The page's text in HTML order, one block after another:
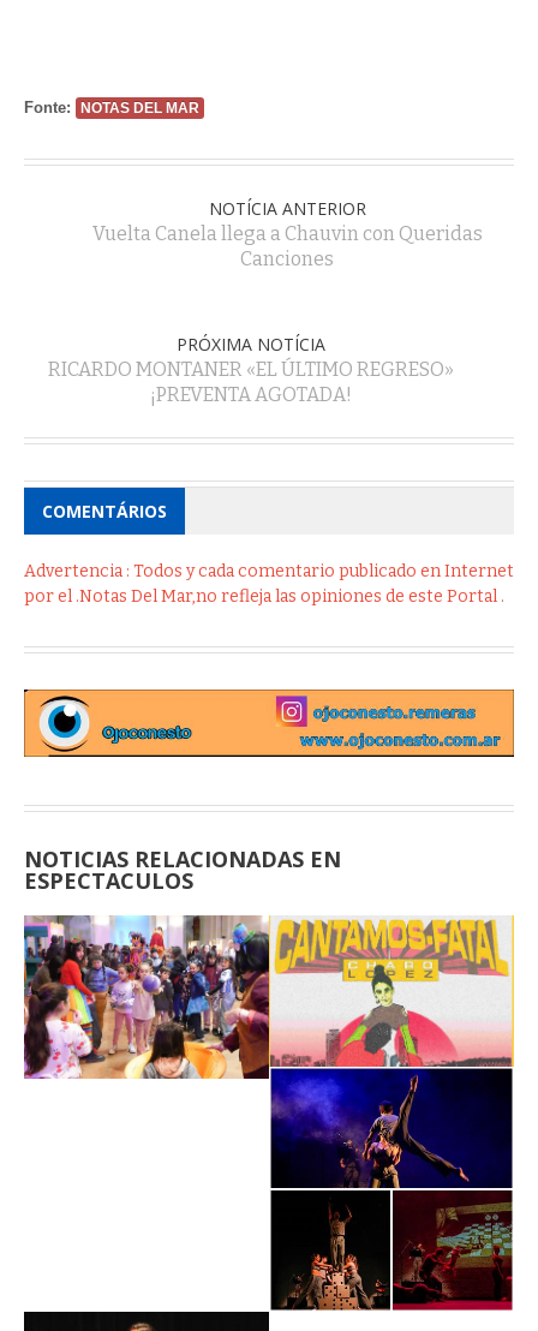
Fonte: NOTAS DEL MAR
NOTÍCIA ANTERIOR
Vuelta Canela llega a Chauvin con Queridas
Canciones
PRÓXIMA NOTÍCIA
RICARDO MONTANER «EL ÚLTIMO REGRESO»
¡PREVENTA AGOTADA!
COMENTÁRIOS
Advertencia : Todos y cada comentario publicado en Internet
por el .Notas Del Mar,no refleja las opiniones de este Portal .
NOTICIAS RELACIONADAS EN
ESPECTACULOS